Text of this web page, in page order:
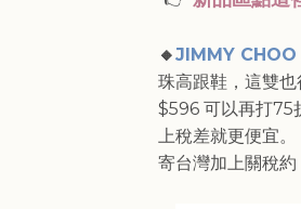
🔸JIMMY CHOO
珠高跟鞋，這雙
$596 可以再打75
上稅差就更便宜。
寄台灣加上關稅